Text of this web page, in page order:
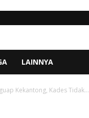
LAINNYA
Kekantong, Kades Tidak...